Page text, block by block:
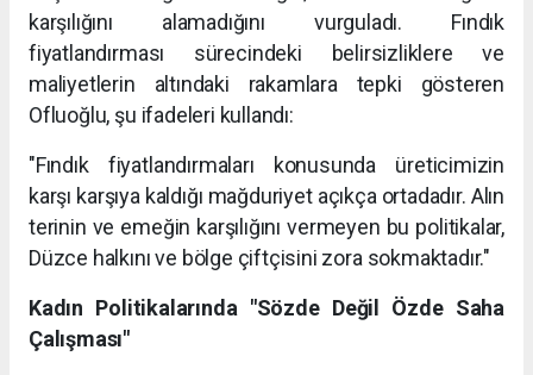
karşılığını alamadığını vurguladı. Fındık
fiyatlandırması sürecindeki belirsizliklere ve
maliyetlerin altındaki rakamlara tepki gösteren
Ofluoğlu, şu ifadeleri kullandı:
"Fındık fiyatlandırmaları konusunda üreticimizin
karşı karşıya kaldığı mağduriyet açıkça ortadadır. Alın
terinin ve emeğin karşılığını vermeyen bu politikalar,
Düzce halkını ve bölge çiftçisini zora sokmaktadır."
Kadın Politikalarında "Sözde Değil Özde Saha
Çalışması"